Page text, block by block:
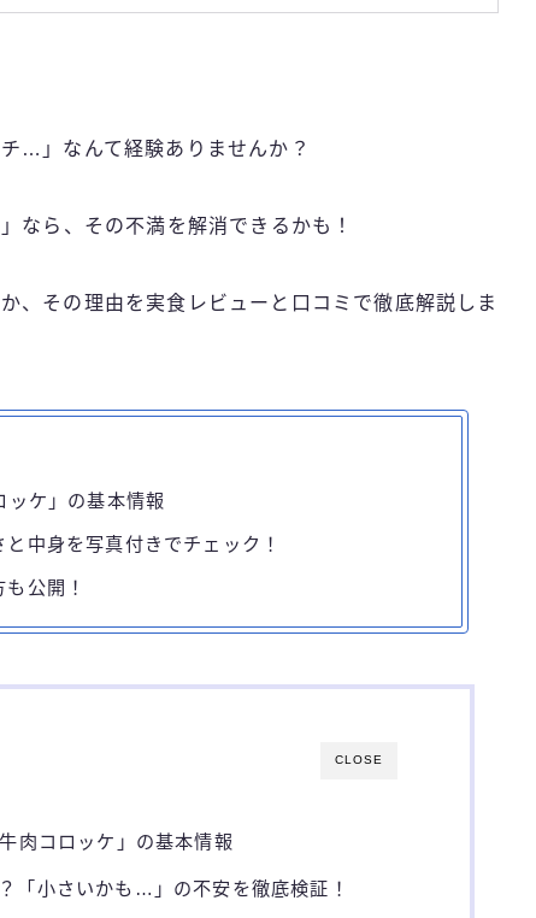
お問い合わせ
…」なんて経験ありませんか？
なら、その不満を解消できるかも！
、その理由を実食レビューと口コミで徹底解説しま
ケ」の基本情報
中身を写真付きでチェック！
公開！
CLOSE
肉コロッケ」の基本情報
「小さいかも…」の不安を徹底検証！